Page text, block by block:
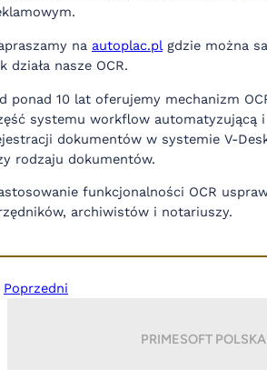
na autoplac.plgdzie można
działa nasze OCR.
ponad 10 lat oferujemy mechanizm
systemu workflow automatyzującą
dokumentów w systemie V-
rodzaju dokumentów.
funkcjonalności OCR
archiwistów i notariuszy.
Poprzedni
PRIMESOFT POLSKA